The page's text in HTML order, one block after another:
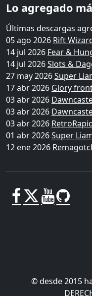
Lo agregado
Últimas descargas
05 ago 2026 Rift
14 jul 2026 Fear &
14 jul 2026Slots &
27 may 2026Super
17 abr 2026 Glory
03 abr 2026
03 abr 2026
03 abr 2026
01 abr 2026Super
12 ene 2026
© desde 2015